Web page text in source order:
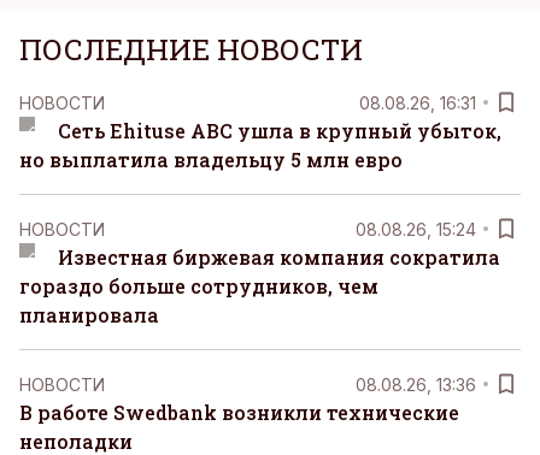
ПОСЛЕДНИЕ НОВОСТИ
НОВОСТИ 08.08.26, 16:31
Сеть Ehituse ABC ушла в крупный убыток,
но выплатила владельцу 5 млн евро
НОВОСТИ 08.08.26, 15:24
Известная биржевая компания сократила
гораздо больше сотрудников, чем
планировала
НОВОСТИ 08.08.26, 13:36
В работе Swedbank возникли технические
неполадки